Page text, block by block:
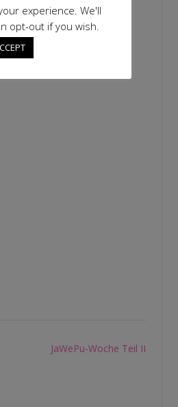
JaWePu-Woche Teil II
experience. We'll
opt-out if you wish.